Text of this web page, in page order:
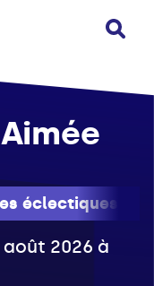
éclectiques
2026 à